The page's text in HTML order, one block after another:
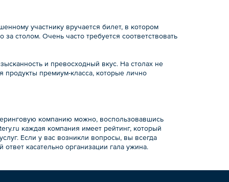
участнику вручается билет, в котором
столом. Очень часто требуется соответствовать
и превосходный вкус. На столах не
продукты премиум-класса, которые лично
компанию можно, воспользовавшись
каждая компания имеет рейтинг, который
Если у вас возникли вопросы, вы всегда
касательно организации гала ужина.